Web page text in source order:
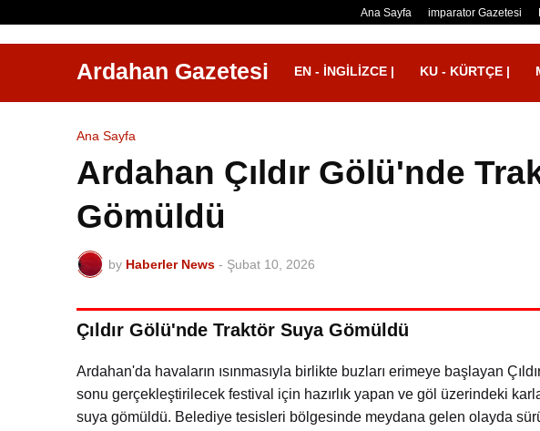
Ana Sayfa imparator Gazetesi
Ardahan Gazetesi EN - İNGILIZCE | KU - KÜRTÇE |
Ana Sayfa
Ardahan Çıldır Gölü'nde
Gömüldü
by Haberler News - Şubat 10, 2026
Çıldır Gölü'nde Traktör Suya Gömüldü
Ardahan'da havaların ısınmasıyla birlikte buzları erimeye başlayan
sonu gerçekleştirilecek festival için hazırlık yapan ve göl üzerindeki
suya gömüldü. Belediye tesisleri bölgesinde meydana gelen olayda